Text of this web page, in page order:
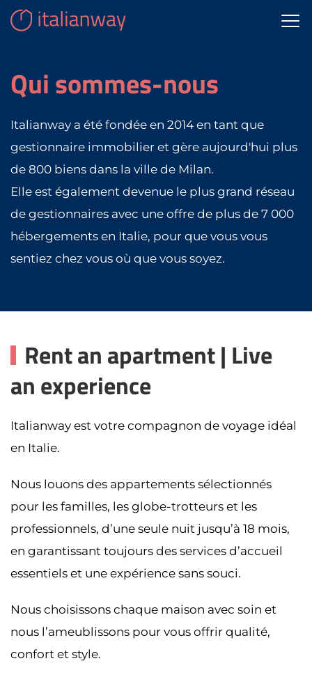
Qui sommes-nous
Italianway a été fondée en 2014 en tant que
gestionnaire immobilier et gère aujourd'hui plus
de 800 biens dans la ville de Milan.
Elle est également devenue le plus grand réseau
de gestionnaires avec une offre de plus de 7 000
hébergements en Italie, pour que vous vous
sentiez chez vous où que vous soyez.
Rent an apartment | Live
an experience
Italianway est votre compagnon de voyage idéal
en Italie.
Nous louons des appartements sélectionnés
pour les familles, les globe-trotteurs et les
professionnels, d’une seule nuit jusqu’à 18 mois,
en garantissant toujours des services d’accueil
essentiels et une expérience sans souci.
Nous choisissons chaque maison avec soin et
nous l’ameublissons pour vous offrir qualité,
confort et style.